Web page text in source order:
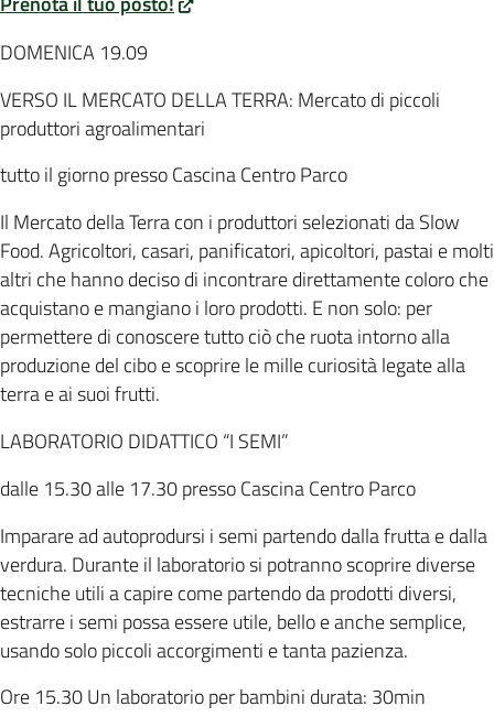
DOMENICA 19.09
VERSO IL MERCATO DELLA TERRA: Mercato di piccoli
produttori agroalimentari
tutto il giorno presso Cascina Centro Parco
Il Mercato della Terra con i produttori selezionati da Slow
Food. Agricoltori, casari, panificatori, apicoltori, pastai e molti
altri che hanno deciso di incontrare direttamente coloro che
acquistano e mangiano i loro prodotti. E non solo: per
permettere di conoscere tutto ciò che ruota intorno alla
produzione del cibo e scoprire le mille curiosità legate alla
terra e ai suoi frutti.
LABORATORIO DIDATTICO “I SEMI”
dalle 15.30 alle 17.30 presso Cascina Centro Parco
Imparare ad autoprodursi i semi partendo dalla frutta e dalla
verdura. Durante il laboratorio si potranno scoprire diverse
tecniche utili a capire come partendo da prodotti diversi,
estrarre i semi possa essere utile, bello e anche semplice,
usando solo piccoli accorgimenti e tanta pazienza.
Ore 15.30 Un laboratorio per bambini durata: 30min